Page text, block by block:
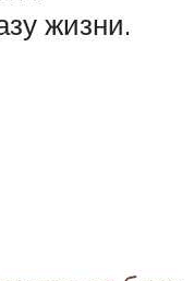
жизни.